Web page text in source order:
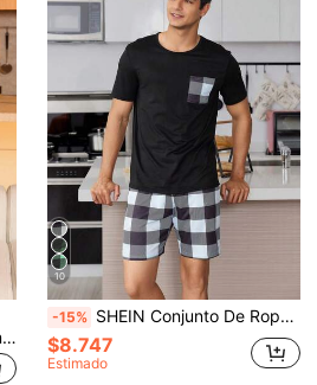
SHEIN Provexi Conjunto informal de ropa de casa con cuello henley para hombres en primavera
10
-15% SHEIN Conjunto De Ropa De Hogar Para Hombre Con Parte Superior De Manga Corta A Cuadros Y Pantalones Cortos
$8.747
Estimado